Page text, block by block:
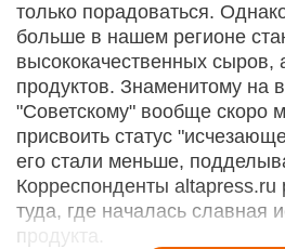
только порадоваться.
больше в нашем регионе
высококачественных
продуктов. Знаменитому на
"Советскому" вообще скоро
присвоить статус
его стали меньше,
Корреспонденты altapress.ru
туда, где началась славная
продукта.